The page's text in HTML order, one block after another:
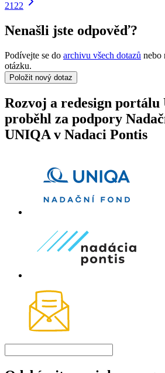
21 22
Nenašli jste odpověď?
Podívejte se do archivu všech dotazů nebo
otázku.
Položit nový dotaz
Rozvoj a redesign
proběhl za podpory
UNIQA v Nadaci Pontis